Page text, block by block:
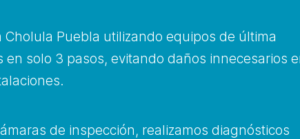
Cholula Puebla utilizando equipos de última
solo 3 pasos, evitando daños innecesarios
de inspección, realizamos diagnósticos